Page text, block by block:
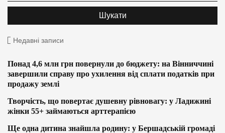
Недавні записи
Понад 4,6 млн грн повернули до бюджету: на Вінниччині
завершили справу про ухилення від сплати податків при
продажу землі
Творчість, що повертає душевну рівновагу: у Ладижині
жінки 55+ займаються арттерапією
Ще одна дитина знайшла родину: у Бершадській громаді